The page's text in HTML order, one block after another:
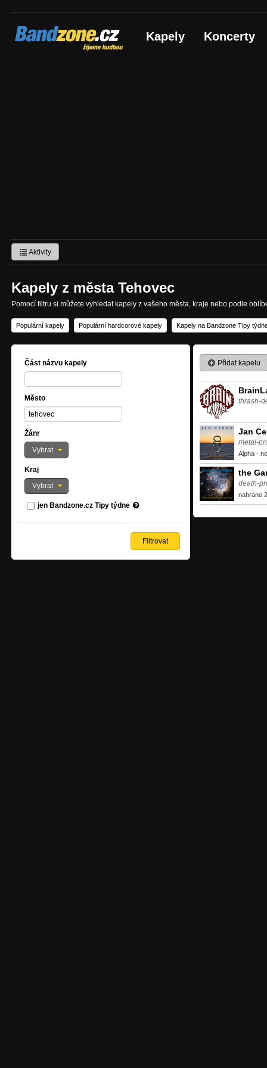
Bandzone.cz
žijeme hudbou Kapely Koncerty
Aktivity
Kapely z města Tehovec
Pomocí filtru si můžete vyhledat kapely z vašeho města, kraje nebo podle
Populární kapely Populární hardcorové kapely Kapely na Bandzone Tipy
Část názvu kapely
Město
Žánr
Vybrat
Kraj
Vybrat
jen Bandzone.cz Tipy týdne
Přidat kapelu
thrash-
Jan
metal-
Alpha -
the
death-
nahráno